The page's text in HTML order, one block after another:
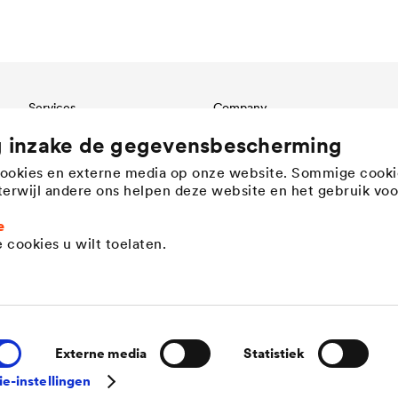
de gegevensbescherming
en externe media op onze website. Sommige
andere ons helpen deze website en het gebruik
cookies u wilt toelaten.
Externe media Statistiek
instellingen
Services
Download
International contact
Company
Structure
Werte